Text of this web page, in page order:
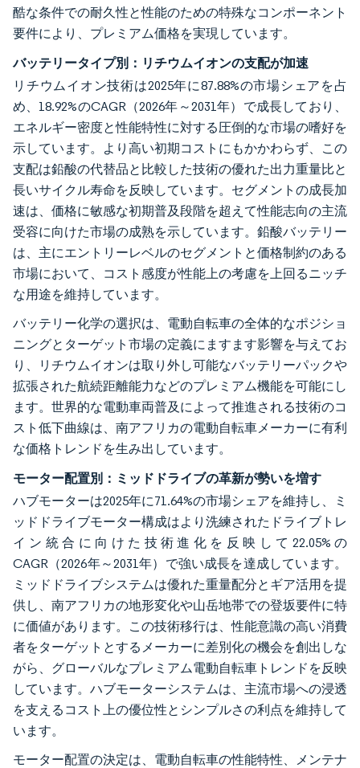
酷な条件での耐久性と性能のための特殊なコンポーネント
要件により、プレミアム価格を実現しています。
バッテリータイプ別：リチウムイオンの支配が加速
リチウムイオン技術は2025年に87.88%の市場シェアを占
め、18.92%のCAGR（2026年～2031年）で成長しており、
エネルギー密度と性能特性に対する圧倒的な市場の嗜好を
示しています。より高い初期コストにもかかわらず、この
支配は鉛酸の代替品と比較した技術の優れた出力重量比と
長いサイクル寿命を反映しています。セグメントの成長加
速は、価格に敏感な初期普及段階を超えて性能志向の主流
受容に向けた市場の成熟を示しています。鉛酸バッテリー
は、主にエントリーレベルのセグメントと価格制約のある
市場において、コスト感度が性能上の考慮を上回るニッチ
な用途を維持しています。
バッテリー化学の選択は、電動自転車の全体的なポジショ
ニングとターゲット市場の定義にますます影響を与えてお
り、リチウムイオンは取り外し可能なバッテリーパックや
拡張された航続距離能力などのプレミアム機能を可能にし
ます。世界的な電動車両普及によって推進される技術のコ
スト低下曲線は、南アフリカの電動自転車メーカーに有利
な価格トレンドを生み出しています。
モーター配置別：ミッドドライブの革新が勢いを増す
ハブモーターは2025年に71.64%の市場シェアを維持し、ミ
ッドドライブモーター構成はより洗練されたドライブトレ
イン統合に向けた技術進化を反映して22.05%の
CAGR（2026年～2031年）で強い成長を達成しています。
ミッドドライブシステムは優れた重量配分とギア活用を提
供し、南アフリカの地形変化や山岳地帯での登坂要件に特
に価値があります。この技術移行は、性能意識の高い消費
者をターゲットとするメーカーに差別化の機会を創出しな
がら、グローバルなプレミアム電動自転車トレンドを反映
しています。ハブモーターシステムは、主流市場への浸透
を支えるコスト上の優位性とシンプルさの利点を維持して
います。
モーター配置の決定は、電動自転車の性能特性、メンテナ